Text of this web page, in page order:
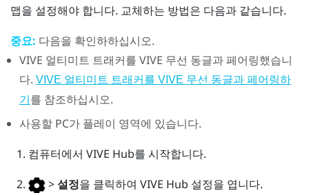
맵을 설정해야 합니다. 교체하는 방법은 다음과 같습니다.
중요: 다음을 확인하하십시오.
VIVE 얼티미트 트래커를 VIVE 무선 동글과 페어링했습니
다. VIVE 얼티미트 트래커를 VIVE 무선 동글과 페어링하
기 를 참조하십시오.
사용할 PC가 플레이 영역에 있습니다.
컴퓨터에서 VIVE Hub를 시작합니다.
>설정을 클릭하여 VIVE Hub 설정을 엽니다.